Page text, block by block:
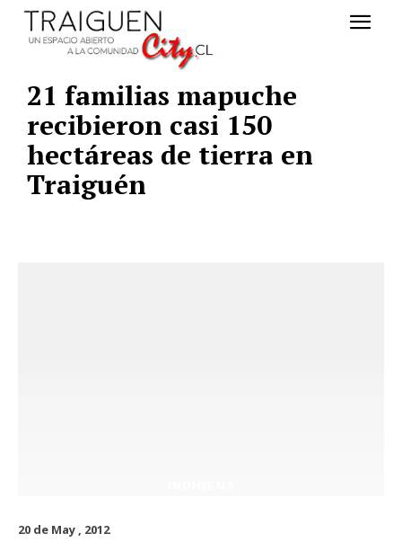
21 familias mapuche
recibieron casi 150
hectáreas de tierra en
Traiguén
20 de May , 2012